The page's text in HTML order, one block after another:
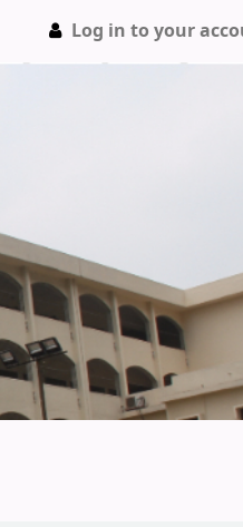
Log in to your